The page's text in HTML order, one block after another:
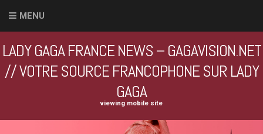
MENU
LADY GAGA FRANCE NEWS – GAGAVISION.NET
// VOTRE SOURCE FRANCOPHONE SUR LADY
GAGA
viewing mobile site